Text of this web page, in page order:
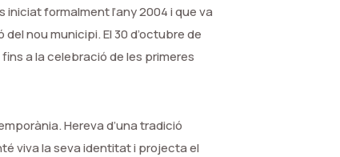
formalment l’any 2004 i que va
nou municipi. El 30 d’octubre de
a la celebració de les primeres
Hereva d’una tradició
viva la seva identitat i projecta el